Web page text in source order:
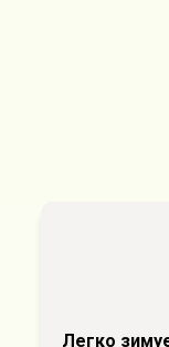
Легко